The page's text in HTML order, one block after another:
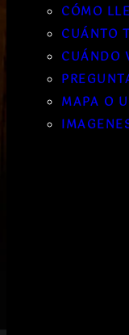
CÓMO
CUÁNTO
CUÁNDO
MAPA O